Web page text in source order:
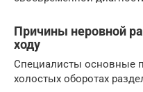
Причины неровной
ходу
Специалисты основные
холостых оборотах